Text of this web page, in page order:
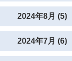
2024年8月 (5)
2024年7月 (6)